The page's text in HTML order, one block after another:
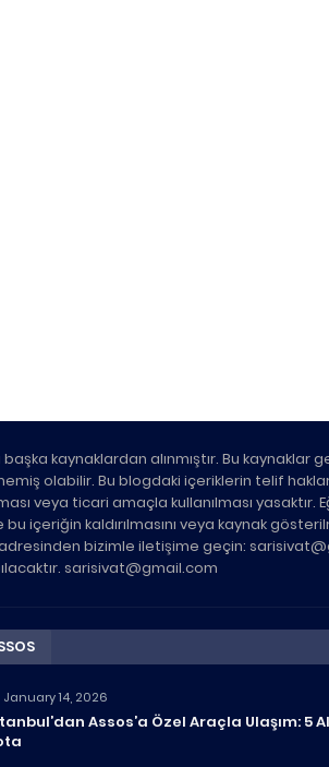
kaynaklardan alınmıştır. Bu kaynaklar
olabilir. Bu blogdaki içeriklerin telif
veya ticari amaçla kullanılması yasaktır.
içeriğin kaldırılmasını veya kaynak
bizimle iletişime geçin:
sarisivat@gmail.com
January 14, 2026
Assos’a Özel Araçla Ulaşım: 5